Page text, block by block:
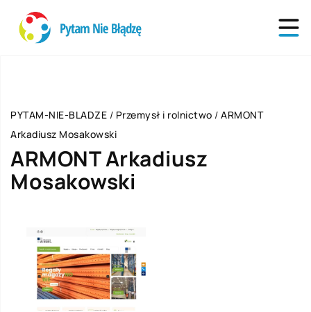
PYTAM-NIE-BLADZE / Przemysł i rolnictwo / ARMONT
Arkadiusz Mosakowski
ARMONT Arkadiusz
Mosakowski